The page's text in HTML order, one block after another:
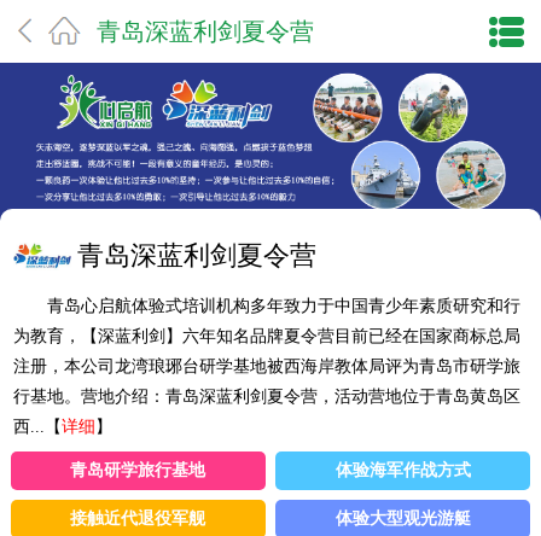
青岛深蓝利剑夏令营
青岛深蓝利剑夏令营
青岛心启航体验式培训机构多年致力于中国青少年素质研究和行
为教育，【深蓝利剑】六年知名品牌夏令营目前已经在国家商标总局
注册，本公司龙湾琅琊台研学基地被西海岸教体局评为青岛市研学旅
行基地。营地介绍：青岛深蓝利剑夏令营，活动营地位于青岛黄岛区
西...【详细 】
青岛研学旅行基地 体验海军作战方式
接触近代退役军舰 体验大型观光游艇